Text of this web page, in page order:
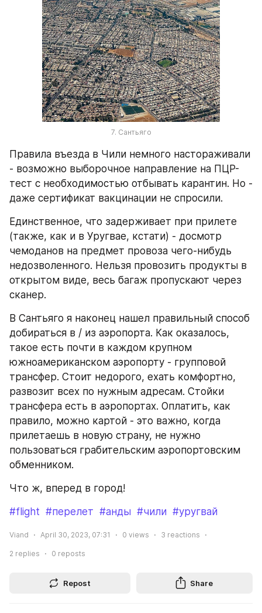
7. Сантьяго
Правила въезда в Чили немного настораживали
- возможно выборочное направление на ПЦР-
тест с необходимостью отбывать карантин. Но -
даже сертификат вакцинации не спросили.
Единственное, что задерживает при прилете
(также, как и в Уругвае, кстати) - досмотр
чемоданов на предмет провоза чего-нибудь
недозволенного. Нельзя провозить продукты в
открытом виде, весь багаж пропускают через
сканер.
В Сантьяго я наконец нашел правильный способ
добираться в / из аэропорта. Как оказалось,
такое есть почти в каждом крупном
южноамериканском аэропорту - групповой
трансфер. Стоит недорого, ехать комфортно,
развозит всех по нужным адресам. Стойки
трансфера есть в аэропортах. Оплатить, как
правило, можно картой - это важно, когда
прилетаешь в новую страну, не нужно
пользоваться грабительским аэропортовским
обменником.
Что ж, вперед в город!
#flight #перелет #анды #чили #уругвай
Viand April 30, 2023, 07:31 0 views 3 reactions
2 replies 0 reposts
Repost Share